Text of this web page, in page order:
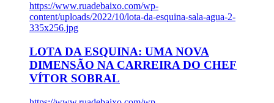
https://www.ruadebaixo.com/wp-
content/uploads/2022/10/lota-da-esquina-sala-agua-2-
335x256.jpg
LOTA DA ESQUINA: UMA NOVA
DIMENSÃO NA CARREIRA DO CHEF
VÍTOR SOBRAL